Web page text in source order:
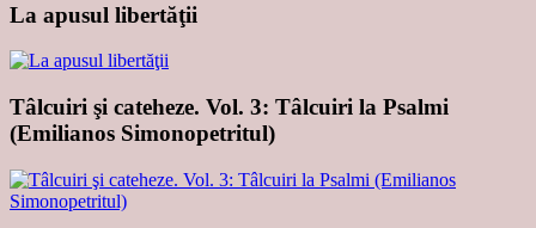
La apusul libertăţii
Tâlcuiri şi cateheze. Vol. 3: Tâlcuiri la Psalmi
(Emilianos Simonopetritul)